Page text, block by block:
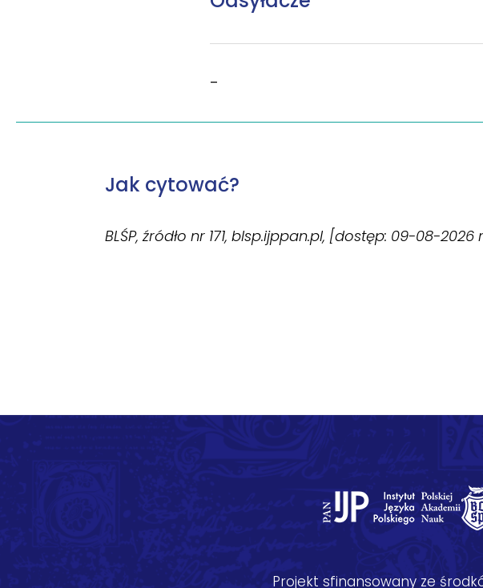
–
Jak cytować?
BLŚP, źródło nr 171, blsp.ijppan.pl, [dostęp: 09-08-2026
Projekt sfinansowany ze